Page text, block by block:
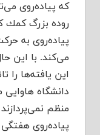
كه پیاده‌روی
روده بزرگ كمك
پیاده‌روی به
می‌كند. با این
این یافته‌ها را
دانشگاه
منظم
پیاده‌روی